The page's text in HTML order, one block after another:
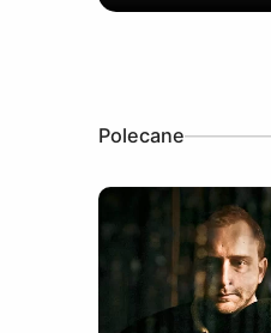
Polecane